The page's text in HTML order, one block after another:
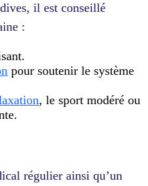
il est conseillé
:
pour soutenir le système
, le sport modéré ou
régulier ainsi qu’un